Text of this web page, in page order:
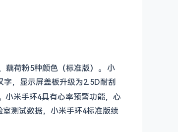
荷粉5种颜色（标准版）。 小
，显示屏盖板升级为2.5D耐刮
小米手环4具有心率预警功能，心
测试数据，小米手环4标准版续